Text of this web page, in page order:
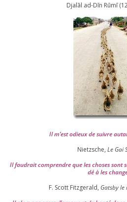
Djalāl ad-Dīn Rūmī (
Il m’est odieux de suivre
Nietzsche, Le Gai
Il fau­drait com­prendre que les choses sont
dé à les
F. Scott Fitzgerald, Gatsby